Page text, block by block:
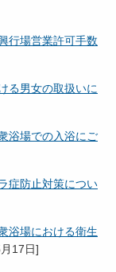
行場営業許可手数
る男女の取扱いに
浴場での入浴にご
症防止対策につい
浴場における衛生
17日]